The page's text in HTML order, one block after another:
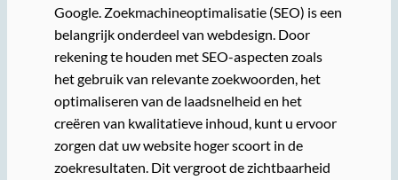
Google. Zoekmachineoptimalisatie (SEO) is een
belangrijk onderdeel van webdesign. Door
rekening te houden met SEO-aspecten zoals
het gebruik van relevante zoekwoorden, het
optimaliseren van de laadsnelheid en het
creëren van kwalitatieve inhoud, kunt u ervoor
zorgen dat uw website hoger scoort in de
zoekresultaten. Dit vergroot de zichtbaarheid